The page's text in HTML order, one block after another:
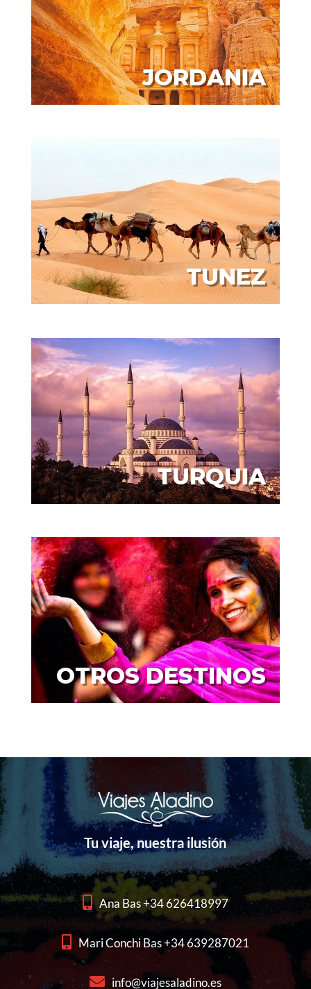
JORDANIA
TUNEZ
TURQUIA
OTROS DESTINOS
Tu viaje, nuestra ilusión
Ana Bas +34 626418997
Mari Conchi Bas +34 639287021
info@viajesaladino.es